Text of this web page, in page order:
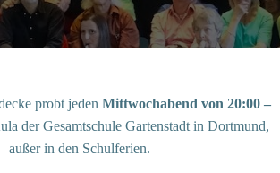
probt jeden Mittwochabend von 20:00 –
der Gesamtschule Gartenstadt in Dortmund,
außer in den Schulferien.